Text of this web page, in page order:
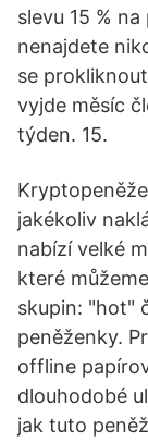
slevu 15 %
nenajdete
se
vyjde měsíc
týden. 15.
jakékoliv
nabízí velké
které
skupin: "hot"
peněženky.
offline
dlouhodobé
jak tuto